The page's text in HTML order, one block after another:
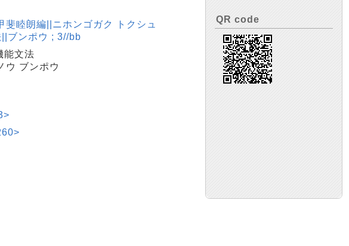
斐睦朗編||ニホンゴガク トクシュ
ブンポウ ; 3//bb
能文法
ウ ブンポウ
QR code